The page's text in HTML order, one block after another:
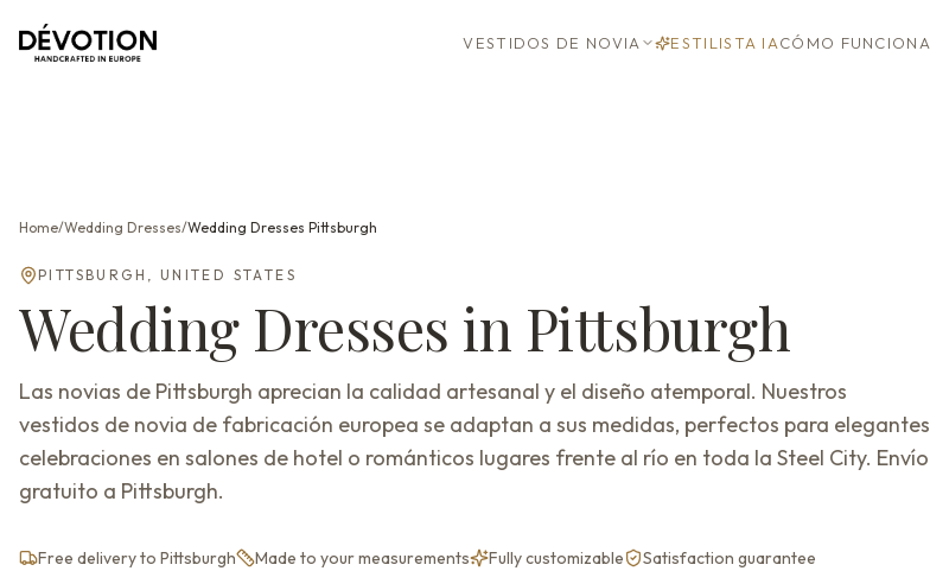
VESTIDOS DE NOVIA ESTILISTA IACÓMO FUNCIONA
Home/Wedding Dresses/Wedding Dresses Pittsburgh
PITTSBURGH , UNITED STATES
Wedding Dresses in Pittsburgh
Las novias de Pittsburgh aprecian la calidad artesanal y el diseño atemporal. Nuestros
vestidos de novia de fabricación europea se adaptan a sus medidas, perfectos para elegantes
celebraciones en salones de hotel o románticos lugares frente al río en toda la Steel City. Envío
gratuito a Pittsburgh.
Free delivery to Pittsburgh Made to your measurements Fully customizable Satisfaction guarantee